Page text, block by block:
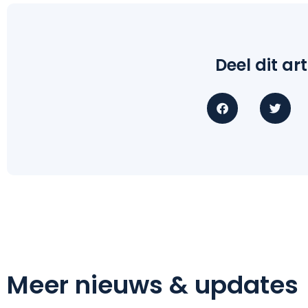
Deel dit
Meer nieuws & updates